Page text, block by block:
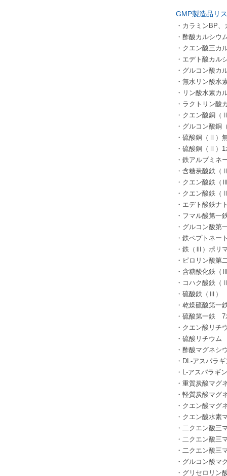
GMP製造品リ
・カラミンBP
・酢酸カルシ
・クエン酸三カ
・エデト酸カル
・グルコン酸カ
・無水リン酸水
・リン酸水素カ
・ラクトリン酸
・クエン酸銅（
・グルコン酸銅
・硫酸銅（Ⅱ）
・硫酸銅（Ⅱ） 1
・鉄アルブミネ
・含糖炭酸鉄（
・クエン酸鉄（
・クエン酸鉄（
・エデト酸鉄
・フマル酸第一
・グルコン酸
・鉄ペプトネー
・鉄（Ⅲ）ポリ
・ピロリン酸
・含糖酸化鉄（
・コハク酸鉄（
・硫酸鉄（Ⅲ）
・乾燥硫酸第一
・硫酸第一鉄 7
・クエン酸リ
・ 硫酸リチウム
・ 酢酸マグネ
・ DL-アスパラ
・ L-アスパラギ
・ 重質炭酸マグ
・軽質炭酸マグ
・クエン酸マグ
・クエン酸水素
・二クエン酸三
・二クエン酸
・二クエン酸
・グルコン酸マ
・グリセロリン